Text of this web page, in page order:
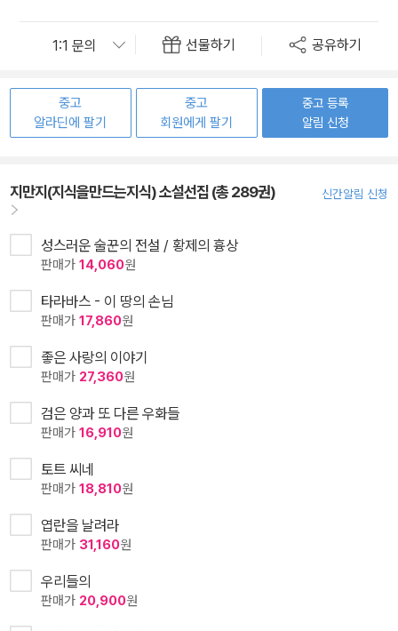
선물하기 공유하기
중고
알라딘에 팔기
중고
회원에게 팔기
중고 등록
알림 신청
지만지(지식을만드는지식) 소설선집 (총 289권) 신간알림 신청
성스러운 술꾼의 전설 / 황제의 흉상
판매가 14,060원
타라바스 - 이 땅의 손님
판매가 17,860원
좋은 사랑의 이야기
판매가 27,360원
검은 양과 또 다른 우화들
판매가 16,910원
토트 씨네
판매가 18,810원
엽란을 날려라
판매가 31,160원
우리들의
판매가 20,900원